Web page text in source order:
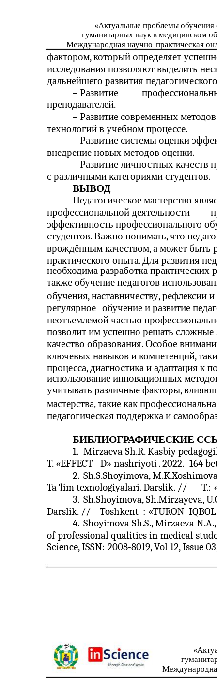
«Актуальные проблемы обучения
гуманитарных наук в медицинском
Международная научно-практическая
фактором, который определяет
исследования позволяют выделить
дальнейшего развития
– Развитие
преподавателей.
– Развитие современных
технологий в учебном процессе.
– Развитие системы оценки
внедрение новых методов оценки.
– Развитие личностных качеств
с различными категориями студентов.
ВЫВОД
Педагогическое мастерство
профессиональной деятельности
эффективность профессионального
студентов. Важно понимать, что
врождённым качеством, а может быть
практического опыта. Для развития
необходима разработка практических
также обучение педагогов
обучения, наставничеству, рефлексии
регулярное обучение и развитие
неотъемлемой частью
позволит им успешно решать сложные
качество образования. Особое
ключевых навыков и компетенций,
процесса, диагностика и адаптация к
использование инновационных
учитывать различные факторы,
мастерства, такие как
педагогическая поддержка и
БИБЛИОГРАФИЧЕСКИЕ
1. Mirzaeva Sh.R. Kasbiy
T. «EFFECT -D» nashriyoti . 2022. -164
2. Sh.S.Shoyimova,
Ta ’lim texnologiyalari. Darslik. // – T.:
3. Sh.Shoyimova, Sh.Mirzayeva,
Darslik. // –Toshkent : «TURON-
4. Shoyimova Sh.S., Mirzaeva
of professional qualities in medical
Science, ISSN: 2008-8019, Vol 12, Issue